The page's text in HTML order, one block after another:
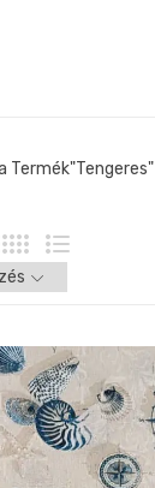
Termék"tengeres"